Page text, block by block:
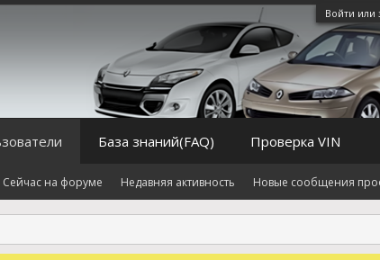
Войти или
Сейчас на форуме Недавняя активность Новые сообщения
База знаний(FAQ) Проверка VIN